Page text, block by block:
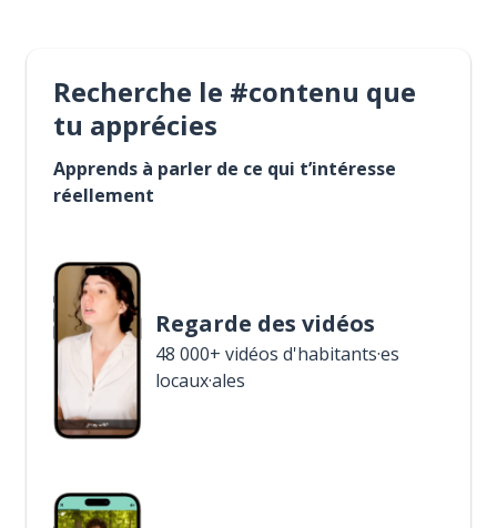
Recherche le #contenu que
tu apprécies
Apprends à parler de ce qui t’intéresse
réellement
Regarde des vidéos
48 000+ vidéos d'habitants·es
locaux·ales